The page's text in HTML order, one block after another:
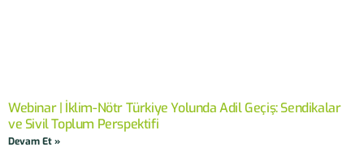
Webinar | İklim-Nötr Türkiye Yolunda Adil Geçiş: Sendikalar
ve Sivil Toplum Perspektifi
Devam Et »